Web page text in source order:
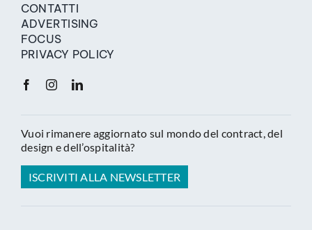
CONTATTI
ADVERTISING
FOCUS
PRIVACY POLICY
Vuoi rimanere aggiornato sul mondo del contract, del
design e dell’ospitalità?
ISCRIVITI ALLA NEWSLETTER